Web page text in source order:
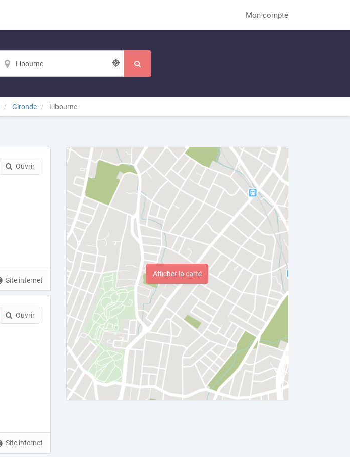
Mon compte
Gironde Libourne
Ouvrir
Site internet
Ouvrir
Site internet
Afficher la carte